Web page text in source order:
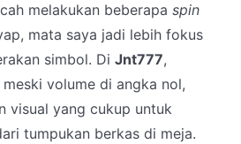
melakukan beberapa spin
mata saya jadi lebih fokus
simbol. Di Jnt777,
volume di angka nol,
visual yang cukup untuk
tumpukan berkas di meja.